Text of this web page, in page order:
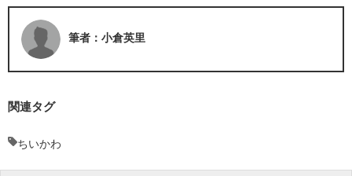
筆者：小倉英里
関連タグ
ちいかわ